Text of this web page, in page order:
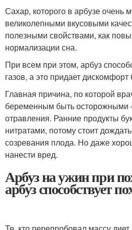
Сахар, которого в арбузе очень
великолепными вкусовыми
полезными свойствами, как
нормализации сна.
При всем при этом, арбуз
газов, а это придает
Главная причина, по которой
беременным быть осторожными
отравления. Ранние продукты
нитратами, потому стоит
созревания плода. Но даже
нанести вред.
Арбуз на ужин при
арбуз способствует